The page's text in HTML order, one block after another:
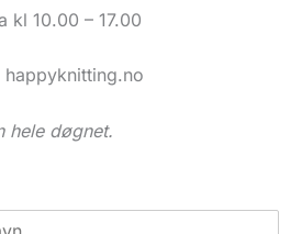
kl 10.00 – 17.00
hele døgnet.